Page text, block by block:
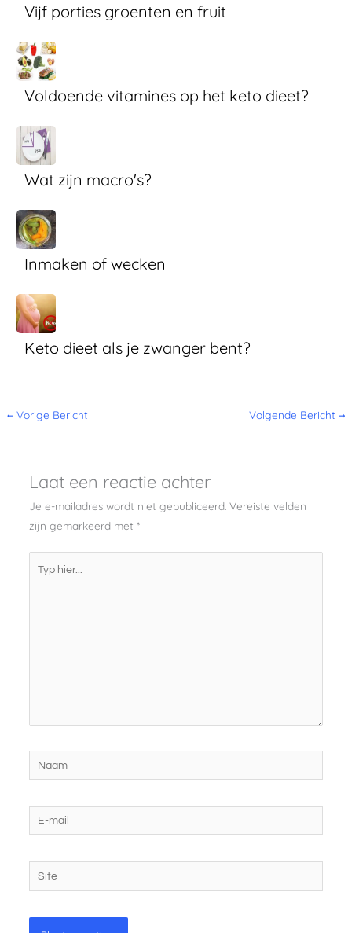
Vijf porties groenten en fruit
Voldoende vitamines op het keto dieet?
Wat zijn macro's?
Inmaken of wecken
Keto dieet als je zwanger bent?
← Vorige Bericht Volgende Bericht →
Laat een reactie achter
Je e-mailadres wordt niet gepubliceerd. Vereiste velden
zijn gemarkeerd met *
Naam
mail
Site